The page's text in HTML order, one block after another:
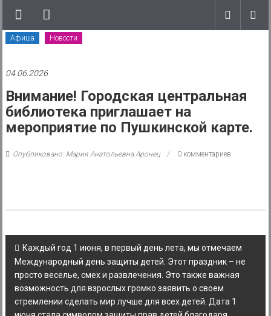
Фурмановского
муниципального
казенное
учреждение
Афиша Новости
04.06.2026
Внимание! Городская центральная
библиотека приглашает на
мероприятие по Пушкинской карте.
Опубликовано: Мария Анатольевна Аронец 0 комментариев
Post
navigation
Каждый год 1 июня, в первый день лета, мы отмечаем
Международный день защиты детей. Этот праздник – не
просто веселье, смех и развлечения. Это также важная
возможность для взрослых громко заявить о своем
стремлении сделать мир лучше для всех детей. Дата 1